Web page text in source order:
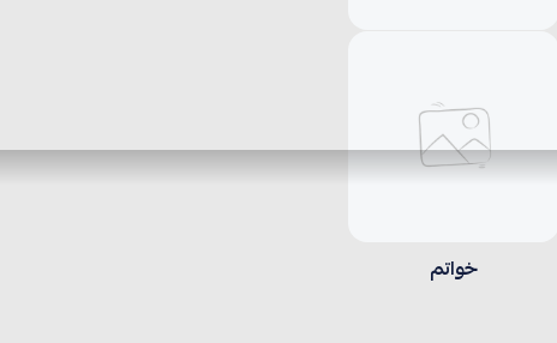
خواتم